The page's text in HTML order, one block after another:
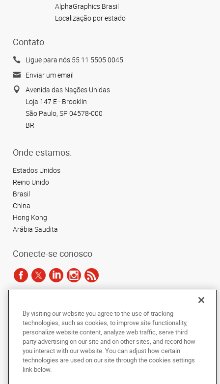
AlphaGraphics Brasil
Localização por estado
Contato
Ligue para nós 55 11 5505 0045
Enviar um email
Avenida das Nações Unidas
Loja 147 E - Brooklin
São Paulo, SP 04578-000
BR
Onde estamos:
Estados Unidos
Reino Unido
Brasil
China
Hong Kong
Arábia Saudita
Conecte-se conosco
Copyright © 2024 AlphaGraphics Printshops do Brasil. Todos os direitos
reservados.
Avenida das Nações Unidas, Loja 147 E - Brooklin
copiada, fotocopiada, reproduzida, traduzida ou reduzida a qualquer meio
eletrônico ou forma legível por máquina, no todo ou em parte, sem o
consentimento prévio por escrito da AlphaGraphics Brasil.
By visiting our website you agree to the use of tracking
technologies, such as cookies, to improve site functionality,
personalize website content, analyze web traffic, serve third
party advertising on our site and on other sites, and record how
you interact with our website. You can adjust how certain
technologies are used on our site through the cookies settings
link below.